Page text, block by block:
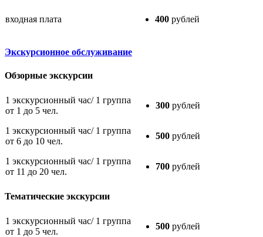
входная плата 400 рублей
Экскурсионное обслуживание
Обзорные экскурсии
1 экскурсионный час/ 1 группа
от 1 до 5 чел.
300 рублей
1 экскурсионный час/ 1 группа
от 6 до 10 чел.
500 рублей
1 экскурсионный час/ 1 группа
от 11 до 20 чел.
700 рублей
Тематические экскурсии
1 экскурсионный час/ 1 группа
от 1 до 5 чел.
500 рублей